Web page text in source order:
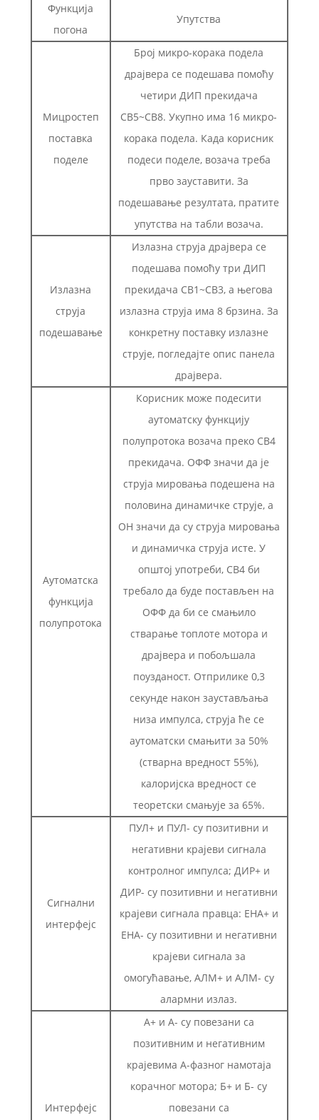
Функција
погона
Упутства
Мицростеп
поставка
поделе
Број микро-корака подела
драјвера се подешава помоћу
четири ДИП прекидача
СВ5~СВ8. Укупно има 16 микро-
корака подела. Када корисник
подеси поделе, возача треба
прво зауставити. За
подешавање резултата, пратите
упутства на табли возача.
Излазна
струја
подешавање
Излазна струја драјвера се
подешава помоћу три ДИП
прекидача СВ1~СВ3, а његова
излазна струја има 8 брзина. За
конкретну поставку излазне
струје, погледајте опис панела
драјвера.
Аутоматска
функција
полупротока
Корисник може подесити
аутоматску функцију
полупротока возача преко СВ4
прекидача. ОФФ значи да је
струја мировања подешена на
половина динамичке струје, а
ОН значи да су струја мировања
и динамичка струја исте. У
општој употреби, СВ4 би
требало да буде постављен на
ОФФ да би се смањило
стварање топлоте мотора и
драјвера и побољшала
поузданост. Отприлике 0,3
секунде након заустављања
низа импулса, струја ће се
аутоматски смањити за 50%
(стварна вредност 55%),
калоријска вредност се
теоретски смањује за 65%.
Сигнални
интерфејс
ПУЛ+ и ПУЛ- су позитивни и
негативни крајеви сигнала
контролног импулса; ДИР+ и
ДИР- су позитивни и негативни
крајеви сигнала правца: ЕНА+ и
ЕНА- су позитивни и негативни
крајеви сигнала за
омогућавање, АЛМ+ и АЛМ- су
алармни излаз.
Интерфејс
А+ и А- су повезани са
позитивним и негативним
крајевима А-фазног намотаја
корачног мотора; Б+ и Б- су
повезани са